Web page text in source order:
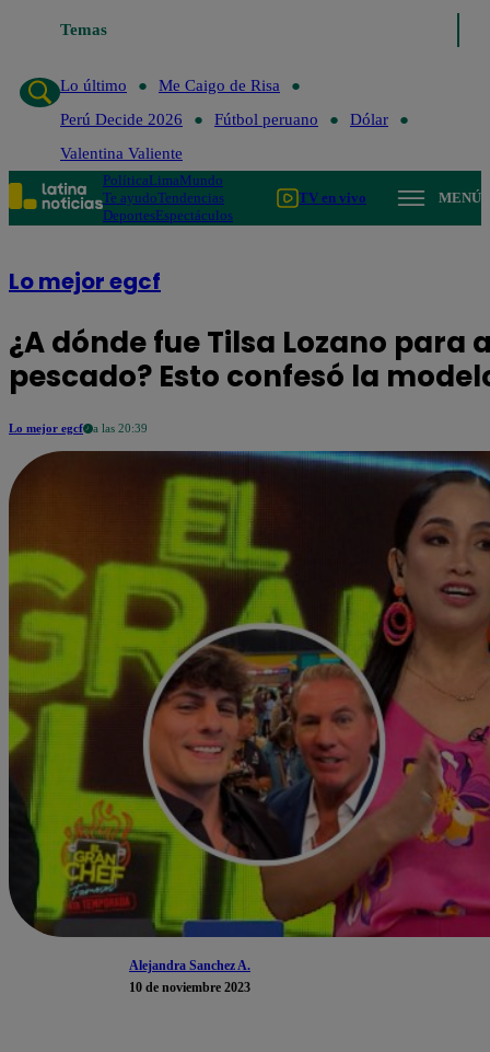
Temas
Lo último
Lo último
Me Caigo de Risa
Perú Decide 2026
Fútbol peruano
Dólar
Valentina Valiente
PolíticaLimaMundo
Te ayudoTendencias
DeportesEspectáculos
TV en vivo MENÚ
Lo mejor egcf
¿A dónde fue Tilsa Lozano para
pescado? Esto confesó la
Lo mejor egcf a las 20:39
Alejandra Sanchez A.
10 de noviembre 2023